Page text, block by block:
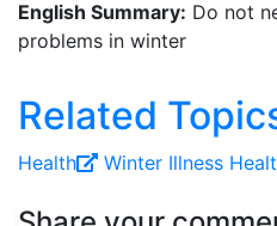
English Summary: Do not
problems in winter
Related
Health Winter Illness